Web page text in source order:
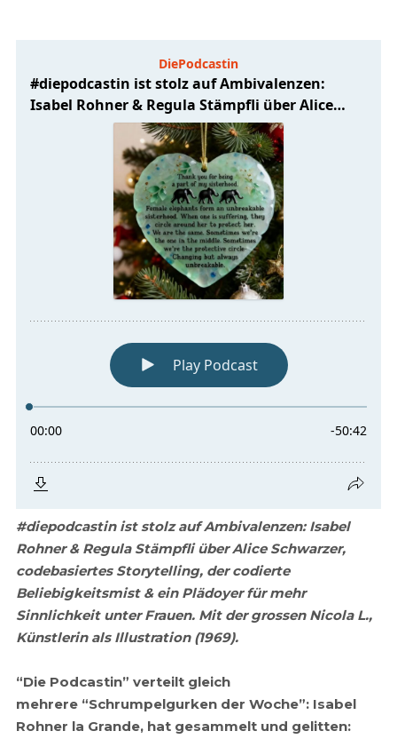
#diepodcastin ist stolz auf Ambivalenzen: Isabel
Rohner & Regula Stämpfli über Alice Schwarzer,
codebasiertes Storytelling, der codierte
Beliebigkeitsmist & ein Plädoyer für mehr
Sinnlichkeit unter Frauen. Mit der grossen Nicola L.,
Künstlerin als Illustration (1969).
“Die Podcastin” verteilt gleich
mehrere “Schrumpelgurken der Woche”: Isabel
Rohner la Grande, hat gesammelt und gelitten: